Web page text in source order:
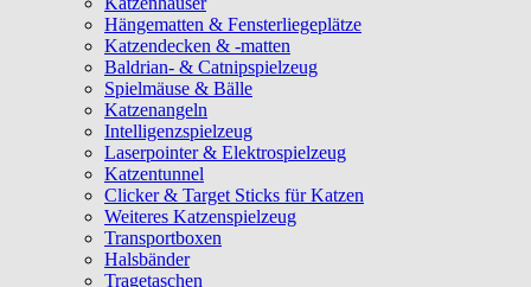
Hängematten & Fensterliegeplätze
Katzendecken & -matten
Baldrian- & Catnipspielzeug
Spielmäuse & Bälle
Katzenangeln
Intelligenzspielzeug
Laserpointer & Elektrospielzeug
Katzentunnel
Clicker & Target Sticks für Katzen
Weiteres Katzenspielzeug
Transportboxen
Halsbänder
Tragetaschen